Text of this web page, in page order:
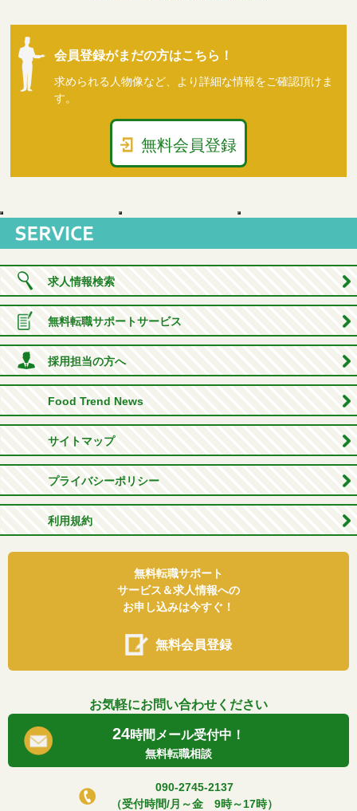
会員登録がまだの方はこちら！
求められる人物像など、より詳細な情報をご確認頂けま
す。
無料会員登録
求人情報検索
無料転職サポートサービス
採用担当の方へ
Food Trend News
サイトマップ
プライバシーポリシー
利用規約
無料転職サポート
サービス＆求人情報への
お申し込みは今すぐ！
無料会員登録
お気軽にお問い合わせください
24時間メール受付中！
無料転職相談
090-2745-2137
（受付時間/月～金 9時～17時）